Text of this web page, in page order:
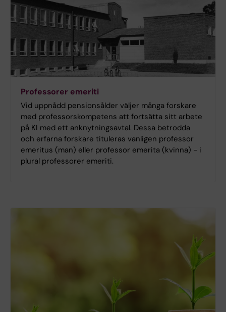
Professorer emeriti
Vid uppnådd pensionsålder väljer många forskare
med professorskompetens att fortsätta sitt arbete
på KI med ett anknytningsavtal. Dessa betrodda
och erfarna forskare tituleras vanligen professor
emeritus (man) eller professor emerita (kvinna) - i
plural professorer emeriti.